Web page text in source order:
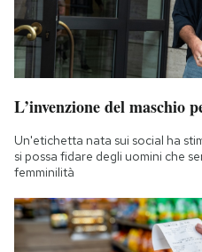
L’invenzione del maschio
Un'etichetta nata sui social ha
si possa fidare degli uomini che
femminilità